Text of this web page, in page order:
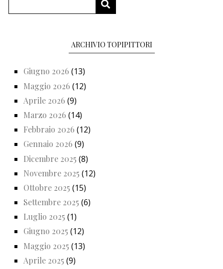
CERCA
ARCHIVIO TOPIPITTORI
Giugno 2026 (13)
Maggio 2026 (12)
Aprile 2026 (9)
Marzo 2026 (14)
Febbraio 2026 (12)
Gennaio 2026 (9)
Dicembre 2025 (8)
Novembre 2025 (12)
Ottobre 2025 (15)
Settembre 2025 (6)
Luglio 2025 (1)
Giugno 2025 (12)
Maggio 2025 (13)
Aprile 2025 (9)